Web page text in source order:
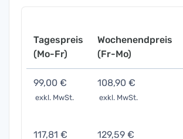
Tagespreis
(Mo-Fr)
Wochenendpreis
(Fr-Mo)
99,00 €
exkl. MwSt.
108,90 €
exkl. MwSt.
117,81 € 129,59 €